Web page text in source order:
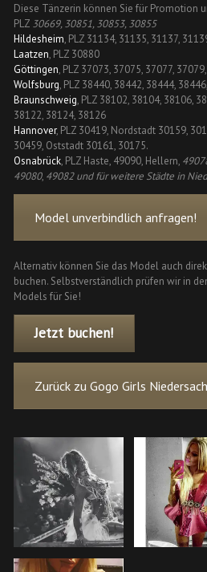
Diese Tänzerin können Sie für Promotion
PLZ 30669, 30851, 30853, 30855
Hildesheim, PLZ 31134, 31135, 31137,
Laatzen, PLZ 30880
Göttingen, PLZ 37073, 37075, 37077,
Wolfsburg, PLZ 38440, 38442, 38444,
Braunschweig, PLZ 38102, 38104, 38106,
38122, 38124, 38126
Hannover, PLZ 30419, Nordstadt 30159,
30459, Oststadt 30161, 30175.
Osnabrück, PLZ Haste, 49090, Hellern,
49080, 49082 und für weitere Städte in
Model unverbindlich anfragen!
Alternativ können Sie das Model auch
buchen. Selbstverständlich prüfen wir in
Models für Sie!
Jetzt buchen!
Zurück zu Gogo Girls